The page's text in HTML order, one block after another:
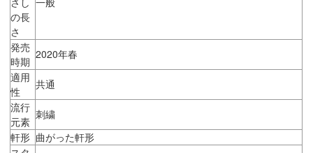
の長
さ
発売
時期
2020年春
適用
性
共通
流行
元素
刺繍
軒形 曲がった軒形